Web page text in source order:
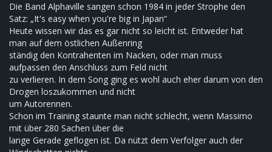
Die Band Alphaville sangen schon 1984 in jeder Strophe den
Satz: „It's easy when you're big in Japan“
Heute wissen wir das es gar nicht so leicht ist. Entweder hat
man auf dem östlichen Außenring
ständig den Kontrahenten im Nacken, oder man muss
aufpassen den Anschluss zum Feld nicht
zu verlieren. In dem Song ging es wohl auch eher darum von den
Drogen loszukommen und nicht
um Autorennen.
Schon im Training staunte man nicht schlecht, wenn Massimo
mit über 280 Sachen über die
lange Gerade geflogen ist. Da nützt dem Verfolger auch der